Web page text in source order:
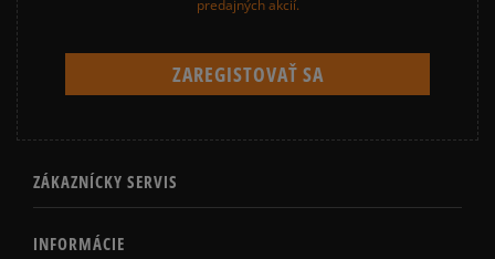
predajných akcií.
ZÁKAZNÍCKY SERVIS
INFORMÁCIE